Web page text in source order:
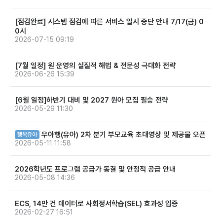
[점검완료] 시스템 점검에 따른 서비스 일시 중단 안내 7/17(금) 0
0시
2026-07-15 09:19
[7월 일정] 원 운영의 실질적 해법 & 전문성 극대화 전략
2026-06-26 15:39
[6월 일정]하반기 대비 및 2027 원아 모집 필승 전략
2026-05-29 11:30
행복유아 우아행(유아) 2차 분기 부모교육 초대영상 및 제공물 오픈
2026-05-11 11:58
2026학년도 프로그램 공급가 동결 및 안정적 공급 안내
2026-05-08 14:36
ECS, 14만 건 데이터로 사회정서학습(SEL) 효과성 입증
2026-02-27 16:51